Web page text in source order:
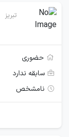
تبریز
حضوری
سابقه ندارد
نامشخص